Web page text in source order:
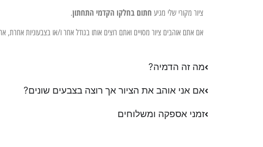
ציור מקורי שלי מגיע חתום בחלקו הקדמי התחתון.
אם אתם אוהבים ציור מסויים ואתם רוצים אותו בגודל אחר ו/או בצבעוניות
מה זה הדמיה?
אם אני אוהב את הציור אך רוצה בצבעים שונים?
זמני אספקה ומשלוחים